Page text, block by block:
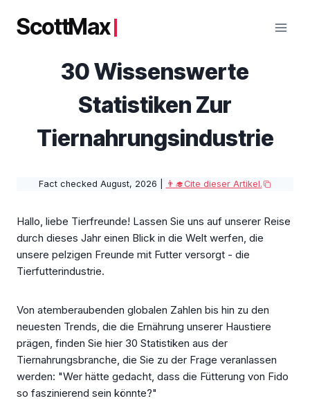
InhaltScottMax
30 Wissenswerte
Statistiken Zur
Tiernahrungsindustrie
Fact checked August, 2026 | 👨‍🎓Cite dieser Artikel.
Hallo, liebe Tierfreunde! Lassen Sie uns auf unserer Reise
durch dieses Jahr einen Blick in die Welt werfen, die
unsere pelzigen Freunde mit Futter versorgt - die
Tierfutterindustrie.
Von atemberaubenden globalen Zahlen bis hin zu den
neuesten Trends, die die Ernährung unserer Haustiere
prägen, finden Sie hier 30 Statistiken aus der
Tiernahrungsbranche, die Sie zu der Frage veranlassen
werden: "Wer hätte gedacht, dass die Fütterung von Fido
so faszinierend sein könnte?"